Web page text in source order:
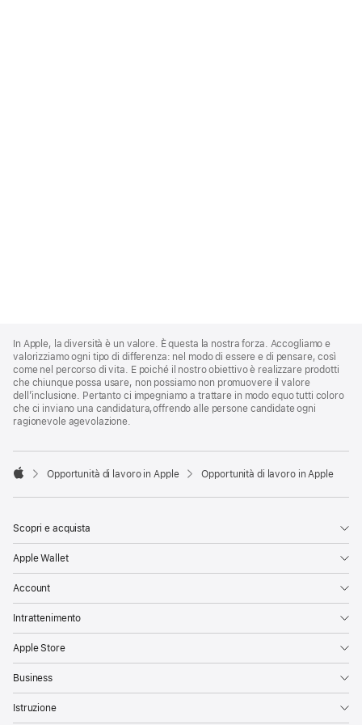
Footer
In Apple, la diversità è un valore. È questa la nostra forza. Accogliamo e
valorizziamo ogni tipo di differenza: nel modo di essere e di pensare, così
come nel percorso di vita. E poiché il nostro obiettivo è realizzare prodotti
che chiunque possa usare, non possiamo non promuovere il valore
dell’inclusione. Pertanto ci impegniamo a trattare in modo equo tutti coloro
che ci inviano una candidatura,offrendo alle persone candidate ogni
ragionevole agevolazione.

Opportunità di lavoro in Apple Opportunità di lavoro in Apple
Scopri e acquista
Apple Wallet
Account
Intrattenimento
Apple Store
Business
Istruzione